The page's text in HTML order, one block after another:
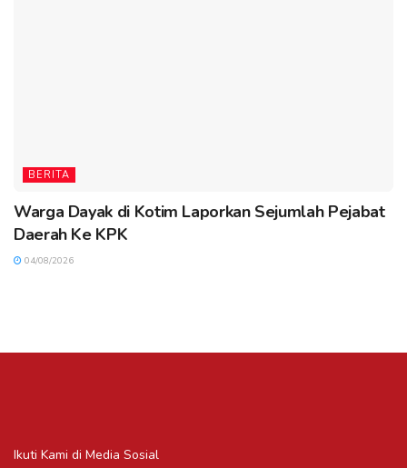
BERITA
Warga Dayak di Kotim Laporkan Sejumlah Pejabat
Daerah Ke KPK
04/08/2026
Ikuti Kami di Media Sosial